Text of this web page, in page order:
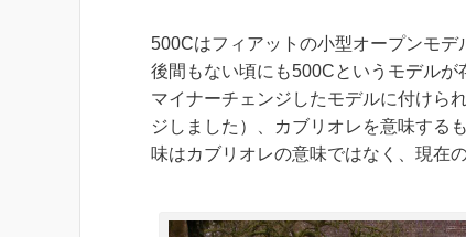
500Cはフィアットの小型オープンモ
後間もない頃にも500Cというモデル
マイナーチェンジしたモデルに付け
ジしました）、カブリオレを意味する
味はカブリオレの意味ではなく、現在